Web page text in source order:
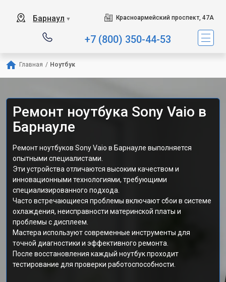
Барнаул ▼ Красноармейский проспект, 47А
+7 (800) 350-44-53
Главная / Ноутбук
Ремонт ноутбука Sony Vaio в
Барнауле
Ремонт ноутбуков Sony Vaio в Барнауле выполняется
опытными специалистами.
Эти устройства отличаются высоким качеством и
инновационными технологиями, требующими
специализированного подхода.
Часто встречающиеся проблемы включают сбои в системе
охлаждения, неисправности материнской платы и
проблемы с дисплеем.
Мастера используют современные инструменты для
точной диагностики и эффективного ремонта.
После восстановления каждый ноутбук проходит
тестирование для проверки работоспособности.